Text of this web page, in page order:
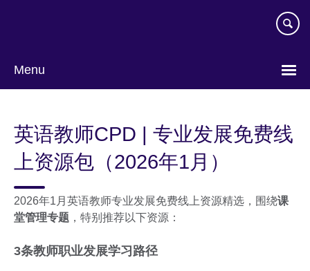
Menu
language
英语教师CPD | 专业发展免费线
上资源包（2026年1月）
2026年1月英语教师专业发展免费线上资源精选，围绕课
堂管理专题 ，特别推荐以下资源：
3条教师职业发展学习路径